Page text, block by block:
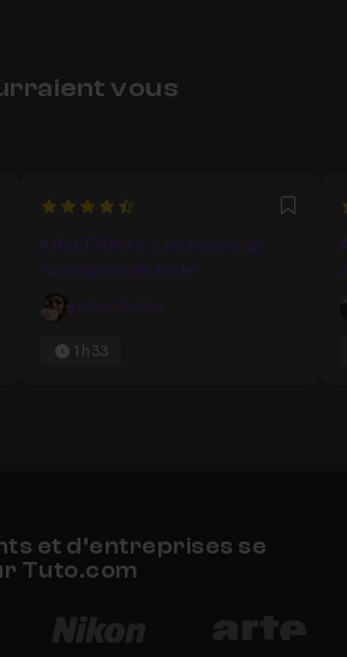
vous
4.7916666666667
After Effects : Les bases de
l'animation de texte
Gilles Pfeiffer
1h33
et d’entreprises se
Tuto.com